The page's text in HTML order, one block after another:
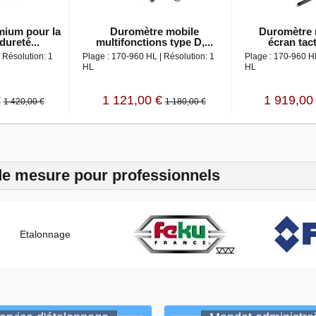
pour la
1
1 420,00 €
Duromètre mobile
multifonctions type D,...
Plage : 170-960 HL | Résolution: 1
HL
1 121,00 € 1 180,00 €
Duromètre
écran
Plage : 170-960
HL
1 919,00
mesure pour professionnels